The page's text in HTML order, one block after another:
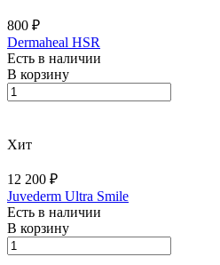
800 ₽
Dermaheal HSR
Есть в наличии
В корзину
Хит
12 200 ₽
Juvederm Ultra Smile
Есть в наличии
В корзину